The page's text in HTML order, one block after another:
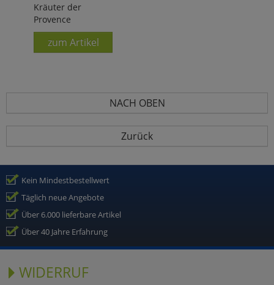
Kräuter der
Provence
zum Artikel
NACH OBEN
Zurück
Kein Mindestbestellwert
Täglich neue Angebote
Über 6.000 lieferbare Artikel
Über 40 Jahre Erfahrung
WIDERRUF